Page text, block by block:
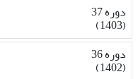
دوره 37
(1403)
دوره 36
(1402)